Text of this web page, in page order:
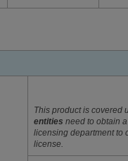
This product is covered
entities need to obtain
licensing department to
license.